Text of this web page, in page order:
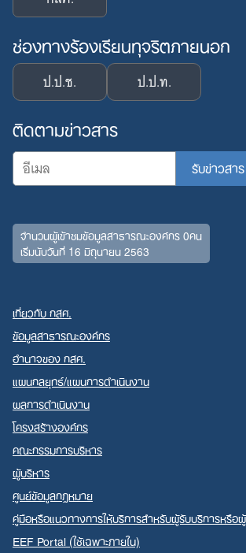
Search
for:
ช่องทางร้องเรียนทุจริตภายนอก
ป.ป.ช. ป.ป.ท.
ติดตามข่าวสาร
จำนวนผู้เข้าชมข้อมูลสาธารณะองค์กร 0คน
เริ่มนับวันที่ 16 มิถุนายน 2563
เกี่ยวกับ กสศ.
ข้อมูลสาธารณะองค์กร
อำนาจของ กสศ.
แผนกลยุทธ์/แผนการดำเนินงาน
ผลการดำเนินงาน
โครงสร้างองค์กร
คณะกรรมการบริหาร
ผู้บริหาร
ศูนย์ข้อมูลกฎหมาย
คู่มือหรือแนวทางการให้บริการสำหรับผู้รับบริการหรื
EEF Portal (ใช้เฉพาะภายใน)